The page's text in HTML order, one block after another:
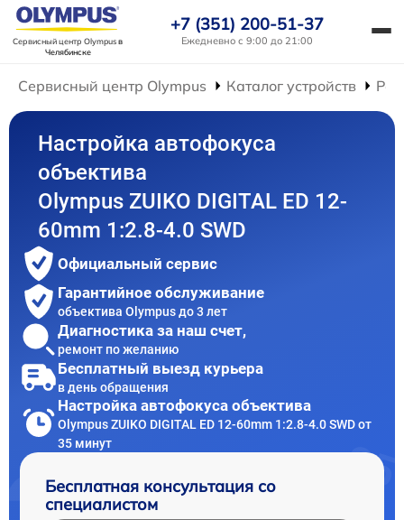
Сервисный центр Olympusв
Челябинске
+7 (351) 200-51-37
Ежедневно с 9:00 до 21:00
Сервисный центр Olympus Каталог устройств
Настройка автофокуса
объектива
Olympus ZUIKO DIGITAL ED 12-
60mm 1:2.8-4.0 SWD
Официальный сервис
Гарантийное обслуживание
объектива Olympus до 3 лет
Диагностика за наш счет,
ремонт по желанию
Бесплатный выезд курьера
в день обращения
Настройка автофокуса объектива
Olympus ZUIKO DIGITAL ED 12-60mm 1:2.8-4.0 SWD от
35 минут
Бесплатная консультация со
специалистом